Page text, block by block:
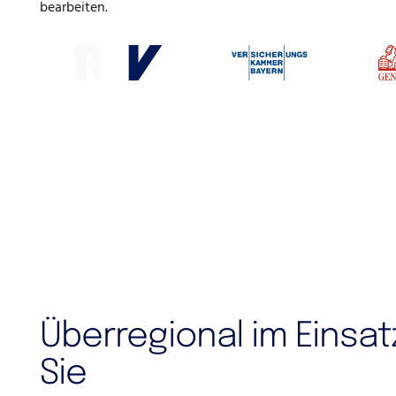
bearbeiten.
Überregional im
Sie